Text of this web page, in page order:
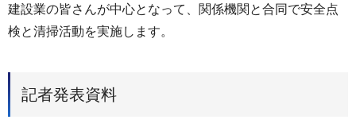
建設業の皆さんが中心となって、関係機関と合同で安全点
検と清掃活動を実施します。
記者発表資料